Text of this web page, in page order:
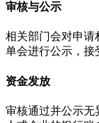
审核与公示
相关部门会对申请
单会进行公示，接
资金发放
审核通过并公示无